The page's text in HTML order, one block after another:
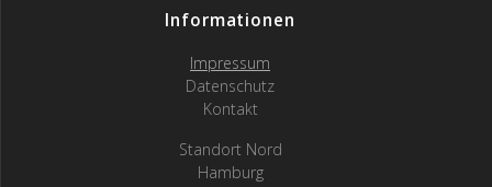
Informationen
Impressum
Datenschutz
Kontakt
Standort Nord
Hamburg